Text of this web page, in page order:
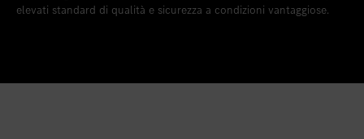
elevati standard di qualità e sicurezza a condizioni vantaggiose.